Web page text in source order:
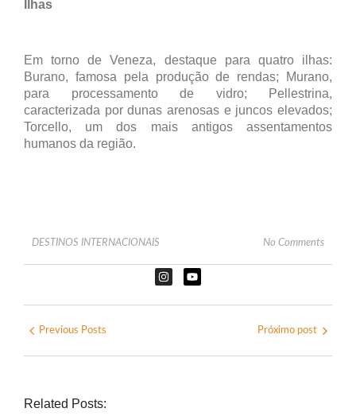
Ilhas
Em torno de Veneza, destaque para quatro ilhas:
Burano, famosa pela produção de rendas; Murano,
para processamento de vidro; Pellestrina,
caracterizada por dunas arenosas e juncos elevados;
Torcello, um dos mais antigos assentamentos
humanos da região.
DESTINOS INTERNACIONAIS No Comments
Previous Posts Próximo post
Related Posts: